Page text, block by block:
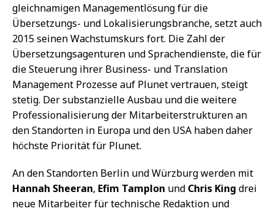
gleichnamigen Managementlösung für die
Übersetzungs- und Lokalisierungsbranche, setzt auch
2015 seinen Wachstumskurs fort. Die Zahl der
Übersetzungsagenturen und Sprachendienste, die für
die Steuerung ihrer Business- und Translation
Management Prozesse auf Plunet vertrauen, steigt
stetig. Der substanzielle Ausbau und die weitere
Professionalisierung der Mitarbeiterstrukturen an
den Standorten in Europa und den USA haben daher
höchste Priorität für Plunet.
An den Standorten Berlin und Würzburg werden mit
Hannah Sheeran, Efim Tamplon und Chris King drei
neue Mitarbeiter für technische Redaktion und